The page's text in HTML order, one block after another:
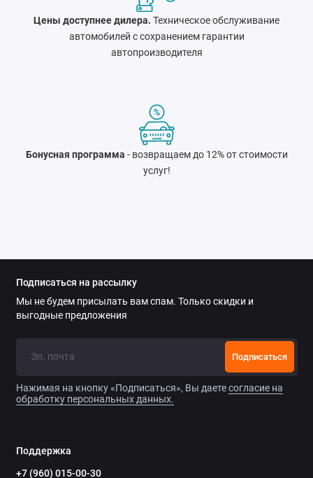
Цены доступнее дилера. Техническое обслуживание
автомобилей с сохранением гарантии
автопроизводителя
Бонусная программа - возвращаем до 12% от стоимости
услуг!
Подписаться на рассылку
Мы не будем присылать вам спам. Только скидки и
выгодные предложения
Подписаться
Нажимая на кнопку «Подписаться», Вы даетесогласие на
обработку персональных данных.
Поддержка
+7 (960) 015-00-30